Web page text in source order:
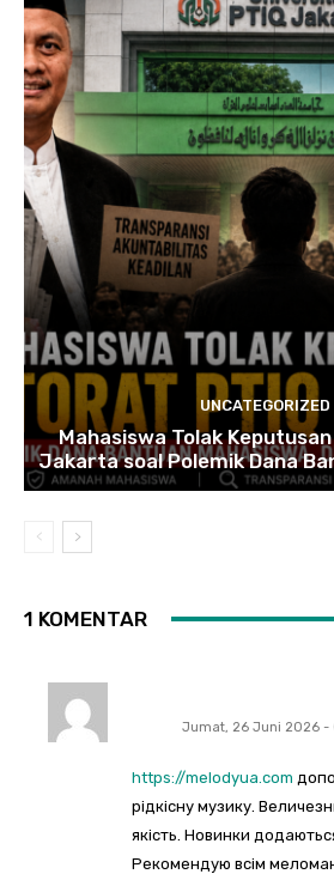
UNCATEGORIZED
Mahasiswa Tolak
Jakarta soal Polemik Dana
1 KOMENTAR
Jumat, 26 Juni 2026 -
https://melodyua.com
рідкісну музику.
якість. Новинки
Рекомендую всім